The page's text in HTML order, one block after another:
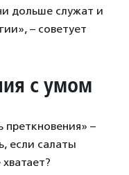
дольше служат и
– советует
с умом
–
если салаты